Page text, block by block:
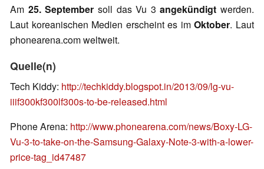
Am 25. September soll das Vu 3angekündigt werden.
Laut koreanischen Medien erscheint es imOktober. Laut
phonearena.com weltweit.
Quelle(n)
Tech Kiddy: http://techkiddy.blogspot.in/2013/09/lg-vu-
iiif300kf300lf300s-to-be-released.html
Phone Arena: http://www.phonearena.com/news/Boxy-LG-
Vu-3-to-take-on-the-Samsung-Galaxy-Note-3-with-a-lower-
price-tag_id47487